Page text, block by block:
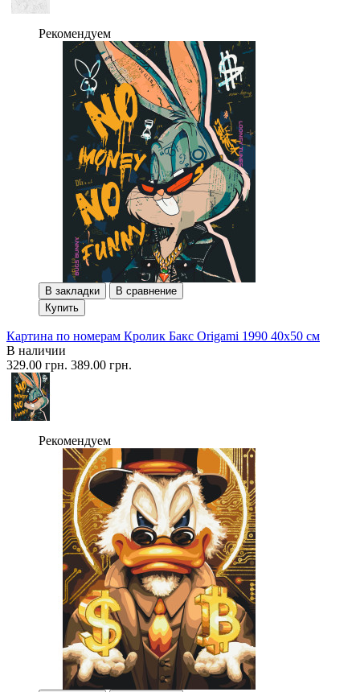
Рекомендуем
В закладки
В сравнение
Купить
Картина по номерам Кролик Бакс Origami 1990 40x50 см
В наличии
329.00 грн. 389.00 грн.
Рекомендуем